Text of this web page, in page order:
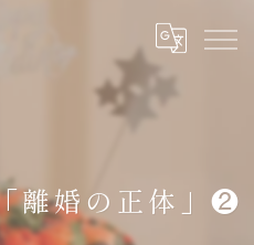
離婚の正体」❷